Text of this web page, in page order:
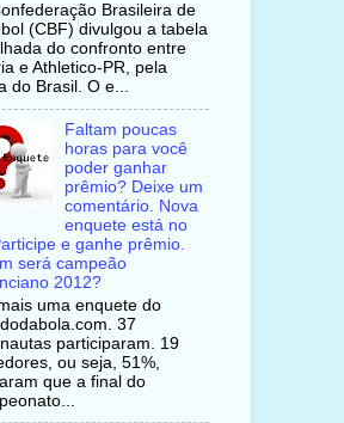
Brasileira de
(CBF) divulgou a tabela
do confronto entre
e Athletico-PR, pela
do Brasil. O e...
Faltam poucas
horas para você
poder ganhar
prêmio? Deixe um
comentário. Nova
enquete está no
e ganhe prêmio.
será campeão
2012?
uma enquete do
37
participaram. 19
ou seja, 51%,
que a final do